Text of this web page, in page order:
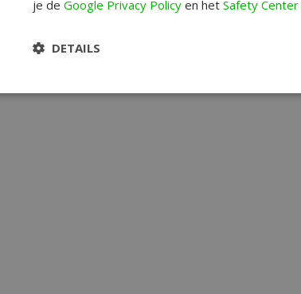
je de Google Privacy Policy en het Safety Center
DETAILS